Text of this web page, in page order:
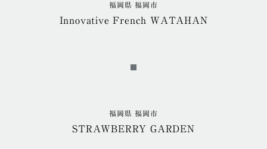
福岡県 福岡市
Innovative French WATAHAN
福岡県 福岡市
STRAWBERRY GARDEN